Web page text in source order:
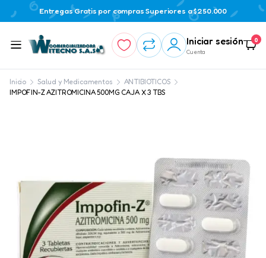
Entregas Gratis por compras Superiores a $250.000
Iniciar sesión
Cuenta
0
Inicio Salud y Medicamentos
ANTIBIOTICOS
IMPOFIN-Z AZITROMICINA 500MG CAJA X 3 TBS